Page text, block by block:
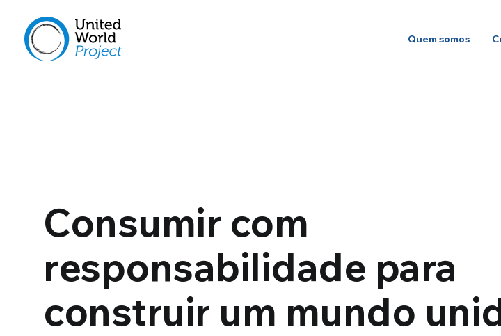
Quem somos
Consumir com
responsabilidade para
construir um mundo